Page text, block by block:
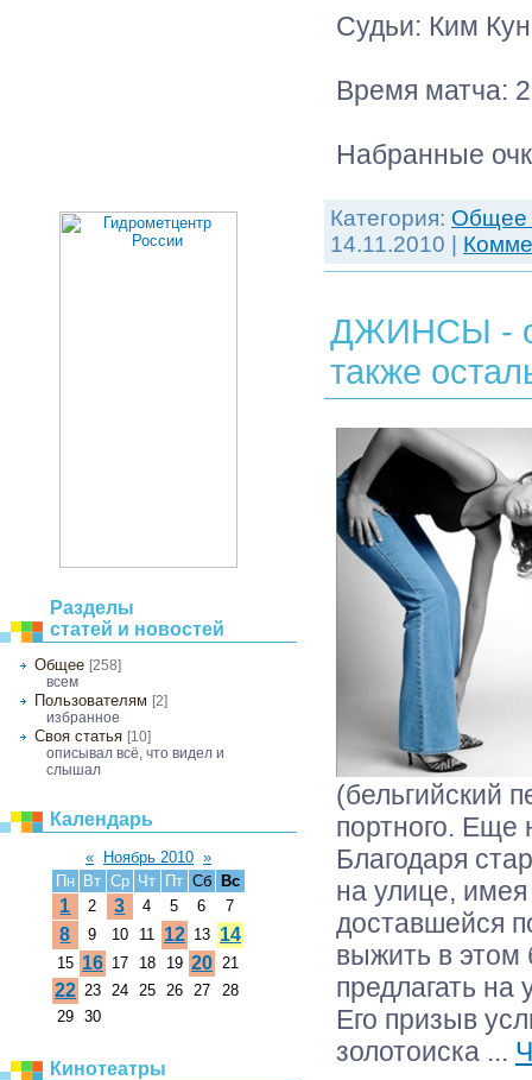
Разделы
статей и новостей
Общее [258]
всем
Пользователям [2]
избранное
Своя статья [10]
описывал всё, что видел и
слышал
Календарь
« Ноябрь 2010 »
Пн Вт Ср Чт Пт Сб Вс
1 2 3 4 5 6 7
8 9 10 11 12 13 14
15 16 17 18 19 20 21
22 23 24 25 26 27
28
29 30
Кинотеатры
Судьи: Ким
Время матча:
Набранные
Категория: Общее
14.11.2010 |
ДЖИНСЫ -
также
(бельгийский
портного. Еще
Благодаря
на улице,
доставшейся
выжить в этом
предлагать на
Его призыв
золотоиска ...